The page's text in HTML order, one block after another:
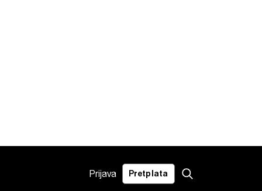
Prijava Pretplata